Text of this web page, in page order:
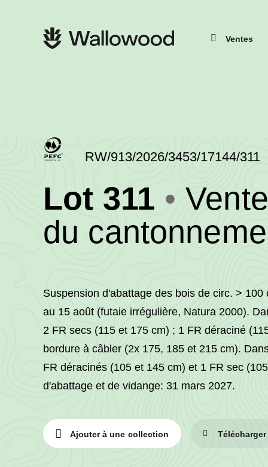
navigation
Lot 311(RW/
-
du
RW/913/2026/3453/17144/311
Suspension d'abattage des bois de circ. > 100
au 15 août (futaie irrégulière, Natura 2000).
2 FR secs (115 et 175 cm) ; 1 FR déraciné
bordure à câbler (2x 175, 185 et 215 cm).
FR déracinés (105 et 145 cm) et 1 FR sec
d'abattage et de vidange: 31 mars 2027.
Ajouter à une collection Télécharger
Navigation
principale
Ventes